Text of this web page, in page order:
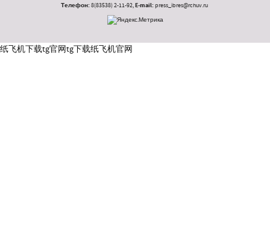
Телефон:8(83538) 2-11-92,E-mail:press_ibres@rchuv.ru
纸飞机下载tg官网tg下载纸飞机官网